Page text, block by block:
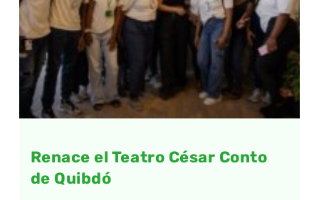
Renace el Teatro César Conto
de Quibdó